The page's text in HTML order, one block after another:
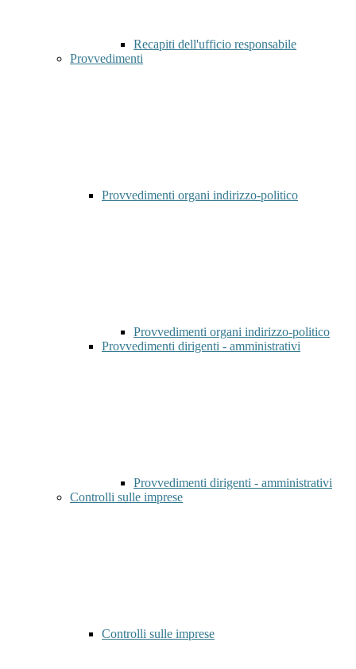
Recapiti dell'ufficio responsabile
Provvedimenti
Provvedimenti organi indirizzo-politico
Provvedimenti organi indirizzo-politico
Provvedimenti dirigenti - amministrativi
Provvedimenti dirigenti - amministrativi
Controlli sulle imprese
Controlli sulle imprese